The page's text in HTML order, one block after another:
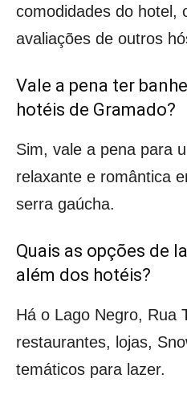
comodidades do hotel,
avaliações de outros
Vale a pena ter
hotéis de Gramado?
Sim, vale a pena para
relaxante e romântica
serra gaúcha.
Quais as opções de
além dos hotéis?
Há o Lago Negro, Rua
restaurantes, lojas,
temáticos para lazer.